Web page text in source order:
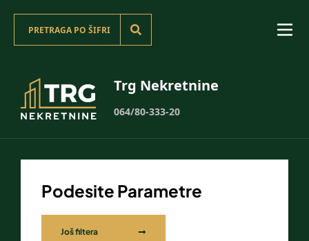
Trg Nekretnine
064/80-333-20
Podesite Parametre
Još filtera